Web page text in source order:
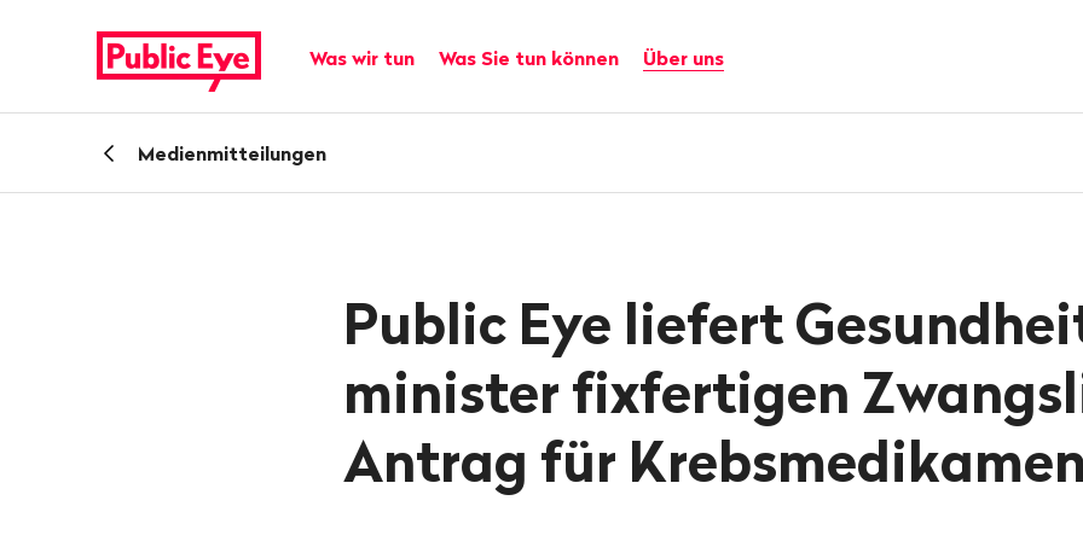
publiceye.ch
Hauptnavigation
Was wir tun Was Sie tun können Über uns
ZurückMedienmitteilungen
Public Eye liefert
minister fixfertigen
Antrag für